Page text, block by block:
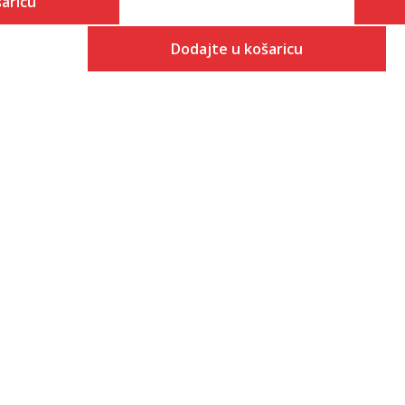
Dodajte u košaricu